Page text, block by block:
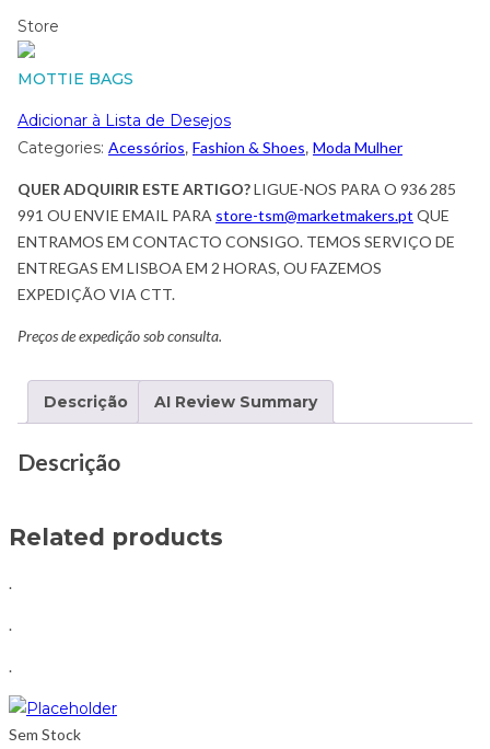
Store
MOTTIE BAGS
Adicionar à Lista de Desejos
Categories: Acessórios, Fashion & Shoes, Moda Mulher
QUER ADQUIRIR ESTE ARTIGO?LIGUE-NOS PARA O 936 285
991 OU ENVIE EMAIL PARA store-tsm@marketmakers.pt QUE
ENTRAMOS EM CONTACTO CONSIGO. TEMOS SERVIÇO DE
ENTREGAS EM LISBOA EM 2 HORAS, OU FAZEMOS
EXPEDIÇÃO VIA CTT.
Preços de expedição sob consulta.
Descrição AI Review Summary
Descrição
Related products
.
.
.
Sem Stock